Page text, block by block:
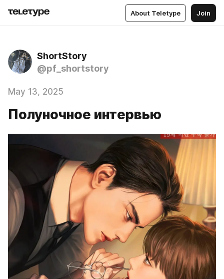
About Teletype Join
ShortStory
@pf_shortstory
May 13, 2025
Полуночное интервью